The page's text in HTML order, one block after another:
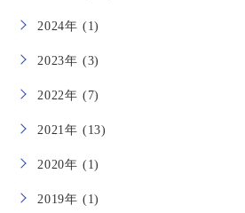
2024年 (1)
2023年 (3)
2022年 (7)
2021年 (13)
2020年 (1)
2019年 (1)